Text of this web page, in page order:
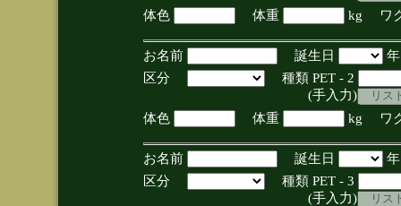
体色
体重 kg ワ
お名前 誕生日
区分
種類 PET - 2
(手入力)
体色
体重 kg ワ
お名前 誕生日
区分
種類 PET - 3
(手入力)